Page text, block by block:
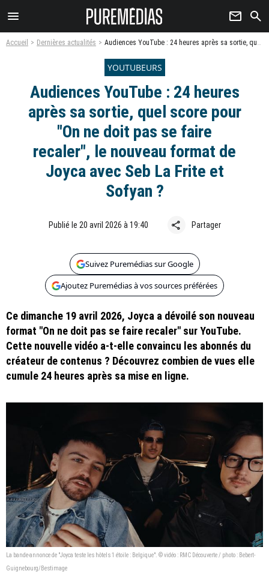
menu newsletter search
Accueil Dernières actualités Audiences YouTube : 24 heures après sa sortie, quel score pour "On ne doit pas se faire recaler", le nouveau format de Joyca avec Seb La Frite et Sofyan ?
YOUTUBEURS
Audiences YouTube : 24 heures
après sa sortie, quel score pour
"On ne doit pas se faire
recaler", le nouveau format de
Joyca avec Seb La Frite et
Sofyan ?
Publié le 20 avril 2026 à 19:40 share Partager
Suivez Puremédias sur Google
Ajoutez Puremédias à vos sources préférées
Ce dimanche 19 avril 2026, Joyca a dévoilé son nouveau
format "On ne doit pas se faire recaler" sur YouTube.
Cette nouvelle vidéo a-t-elle convaincu les abonnés du
créateur de contenus ? Découvrez combien de vues elle
cumule 24 heures après sa mise en ligne.
La bande-annonce de "Joyca teste les hôtels 1 étoile : Belgique". © vidéo : RMC Découverte / photo : Bebert-
Guignebourg/Bestimage